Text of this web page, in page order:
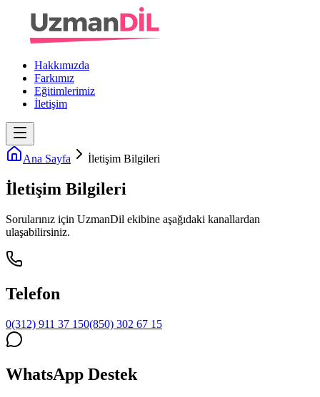
Hakkımızda
Farkımız
Eğitimlerimiz
İletişim
Ana Sayfa İletişim Bilgileri
İletişim Bilgileri
Sorularınız için UzmanDil ekibine aşağıdaki kanallardan
ulaşabilirsiniz.
Telefon
0(312) 911 37 150(850) 302 67 15
WhatsApp Destek